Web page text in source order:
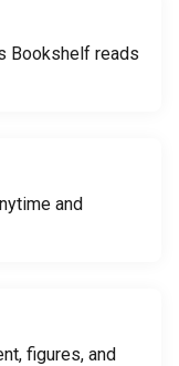
Bookshelf reads
and
figures, and